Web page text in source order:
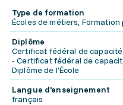
Type de formation
Écoles de métiers,
Diplôme
Certificat fédéral de capacité
- Certificat fédéral de
Diplôme de l'École
Langue d'enseignement
français